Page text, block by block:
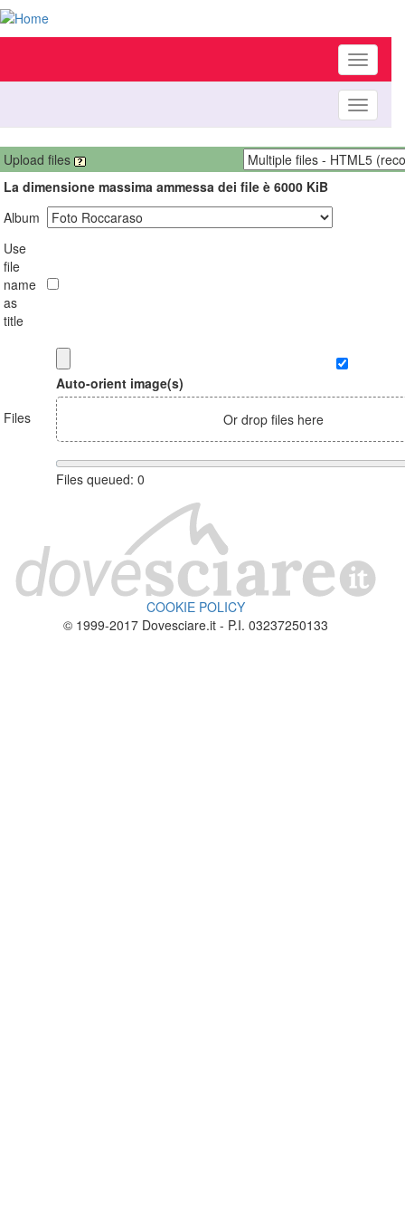
Toggle
Toggle
Upload files
La dimensione massima ammessa dei file è 6000 KiB
Album
Use
file
name
as
title
Files
Auto-orient image(s)
Or drop files here
Files queued: 0
COOKIE POLICY
© 1999-2017 Dovesciare.it - P.I. 03237250133